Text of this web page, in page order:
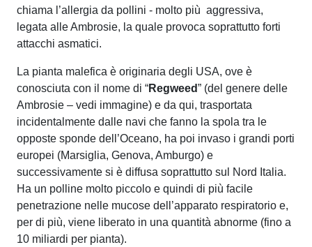
chiama l’allergia da pollini - molto più aggressiva,
legata alle Ambrosie, la quale provoca soprattutto forti
attacchi asmatici.
La pianta malefica è originaria degli USA, ove è
conosciuta con il nome di “Regweed” (del genere delle
Ambrosie – vedi immagine) e da qui, trasportata
incidentalmente dalle navi che fanno la spola tra le
opposte sponde dell’Oceano, ha poi invaso i grandi porti
europei (Marsiglia, Genova, Amburgo) e
successivamente si è diffusa soprattutto sul Nord Italia.
Ha un polline molto piccolo e quindi di più facile
penetrazione nelle mucose dell’apparato respiratorio e,
per di più, viene liberato in una quantità abnorme (fino a
10 miliardi per pianta).